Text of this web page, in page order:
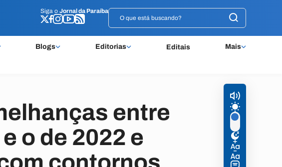
Siga o Jornal da Paraíba
Blogs Editorias Editais Mais
Siga o Jornal da Paraíba
entre
o de 2022 e